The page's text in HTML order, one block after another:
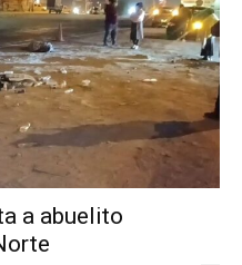
a abuelito